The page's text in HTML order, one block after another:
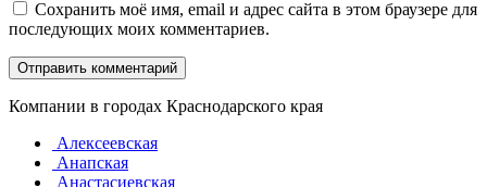
Сохранить моё имя, email и адрес сайта в этом браузере для
последующих моих комментариев.
Компании в городах Краснодарского края
Алексеевская
Анапская
Анастасиевская